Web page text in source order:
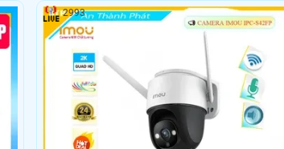
Sáng HDR. Camera nhỏ gọn, xoay 360 độ, thiết kế
cao cấp.
2993